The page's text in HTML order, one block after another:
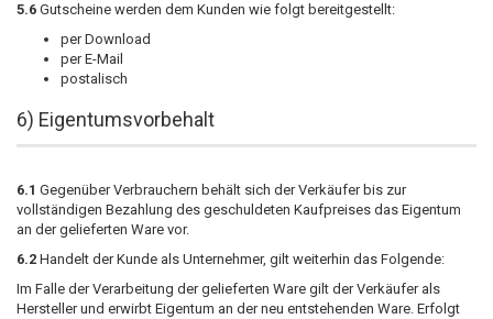
5.6 Gutscheine werden dem Kunden wie folgt bereitgestellt:
per Download
per E-Mail
postalisch
6) Eigentumsvorbehalt
6.1 Gegenüber Verbrauchern behält sich der Verkäufer bis zur
vollständigen Bezahlung des geschuldeten Kaufpreises das Eigentum
an der gelieferten Ware vor.
6.2 Handelt der Kunde als Unternehmer, gilt weiterhin das Folgende:
Im Falle der Verarbeitung der gelieferten Ware gilt der Verkäufer als
Hersteller und erwirbt Eigentum an der neu entstehenden Ware. Erfolgt